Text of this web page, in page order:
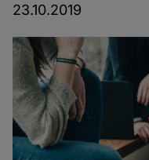
23.10.2019